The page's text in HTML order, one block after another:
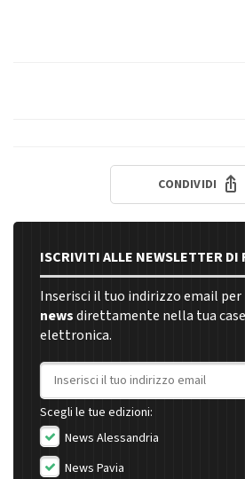
CONDIVIDI
ISCRIVITI ALLE NEWSLETTER DI
Inserisci il tuo indirizzo email per
newsdirettamente nella tua
elettronica.
Indirizzo email
Scegli le tue edizioni:
News Alessandria
News Pavia